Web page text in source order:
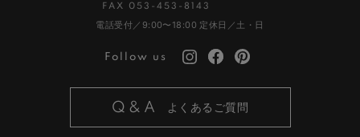
FAX 053-453-8143
電話受付／9:00〜18:00 定休日／土・日
Follow us
Q&A よくあるご質問